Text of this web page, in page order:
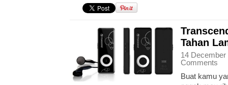
Tahan
14
Comments
Buat kamu